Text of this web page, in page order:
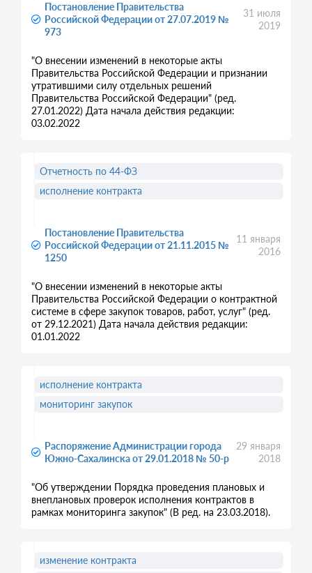
Постановление Правительства
Российской Федерации от 27.07.2019 №
973
31 июля
2019
"О внесении изменений в некоторые акты
Правительства Российской Федерации и признании
утратившими силу отдельных решений
Правительства Российской Федерации" (ред.
27.01.2022) Дата начала действия редакции:
03.02.2022
Постановление Правительства
Российской Федерации от 21.11.2015 №
1250
11 января
2016
"О внесении изменений в некоторые акты
Правительства Российской Федерации о контрактной
системе в сфере закупок товаров, работ, услуг" (ред.
от 29.12.2021) Дата начала действия редакции:
01.01.2022
Отчетность по 44-ФЗ
исполнение контракта
Распоряжение Администрации города
Южно-Сахалинска от 29.01.2018 № 50-р
29 января
2018
"Об утверждении Порядка проведения плановых и
внеплановых проверок исполнения контрактов в
рамках мониторинга закупок" (В ред. на 23.03.2018).
исполнение контракта
мониторинг закупок
изменение контракта